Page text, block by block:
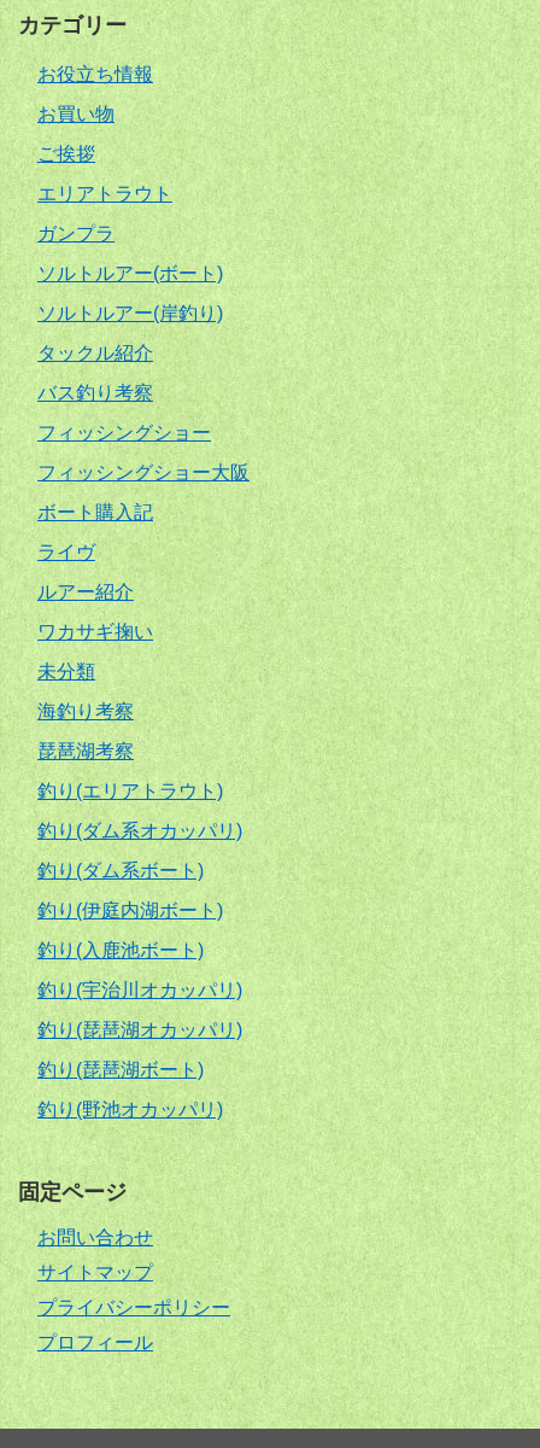
カテゴリー
お役立ち情報
お買い物
ご挨拶
エリアトラウト
ガンプラ
ソルトルアー(ボート)
ソルトルアー(岸釣り)
タックル紹介
バス釣り考察
フィッシングショー
フィッシングショー大阪
ボート購入記
ライヴ
ルアー紹介
ワカサギ掬い
未分類
海釣り考察
琵琶湖考察
釣り(エリアトラウト)
釣り(ダム系オカッパリ)
釣り(ダム系ボート)
釣り(伊庭内湖ボート)
釣り(入鹿池ボート)
釣り(宇治川オカッパリ)
釣り(琵琶湖オカッパリ)
釣り(琵琶湖ボート)
釣り(野池オカッパリ)
固定ページ
お問い合わせ
サイトマップ
プライバシーポリシー
プロフィール